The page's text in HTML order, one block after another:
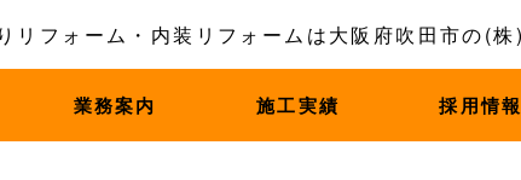
業務案内 施工実績 採用情報